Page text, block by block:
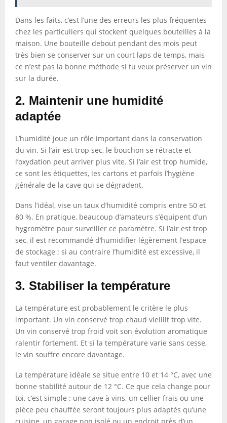
Dans les faits, c’est l’une des erreurs les plus fréquentes
chez les particuliers qui stockent quelques bouteilles à la
maison. Une bouteille debout pendant des mois peut
très bien se conserver sur un court laps de temps, mais
ce n’est pas la bonne méthode si tu veux préserver un vin
sur la durée.
2. Maintenir une humidité
adaptée
L’humidité joue un rôle important dans la conservation
du vin. Si l’air est trop sec, le bouchon se rétracte et
l’oxydation peut arriver plus vite. Si l’air est trop humide,
ce sont les étiquettes, les cartons et parfois l’hygiène
générale de la cave qui se dégradent.
Dans l’idéal, vise un taux d’humidité compris entre 50 et
80 %. En pratique, beaucoup d’amateurs s’équipent d’un
hygromètre pour surveiller ce paramètre. Si l’air est trop
sec, il est recommandé d’humidifier légèrement l’espace
de stockage ; si au contraire l’humidité est excessive, il
faut ventiler davantage.
3. Stabiliser la température
La température est probablement le critère le plus
important. Un vin conservé trop chaud vieillit trop vite.
Un vin conservé trop froid voit son évolution aromatique
ralentir fortement. Et si la température varie sans cesse,
le vin souffre encore davantage.
La température idéale se situe entre 10 et 14 °C, avec une
bonne stabilité autour de 12 °C. Ce que cela change pour
toi, c’est simple : une cave à vins, un cellier frais ou une
pièce peu chauffée seront toujours plus adaptés qu’une